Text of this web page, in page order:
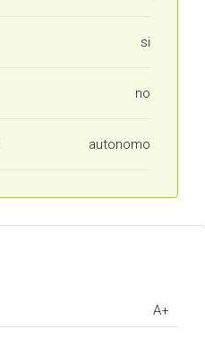
si
no
autonomo
A+